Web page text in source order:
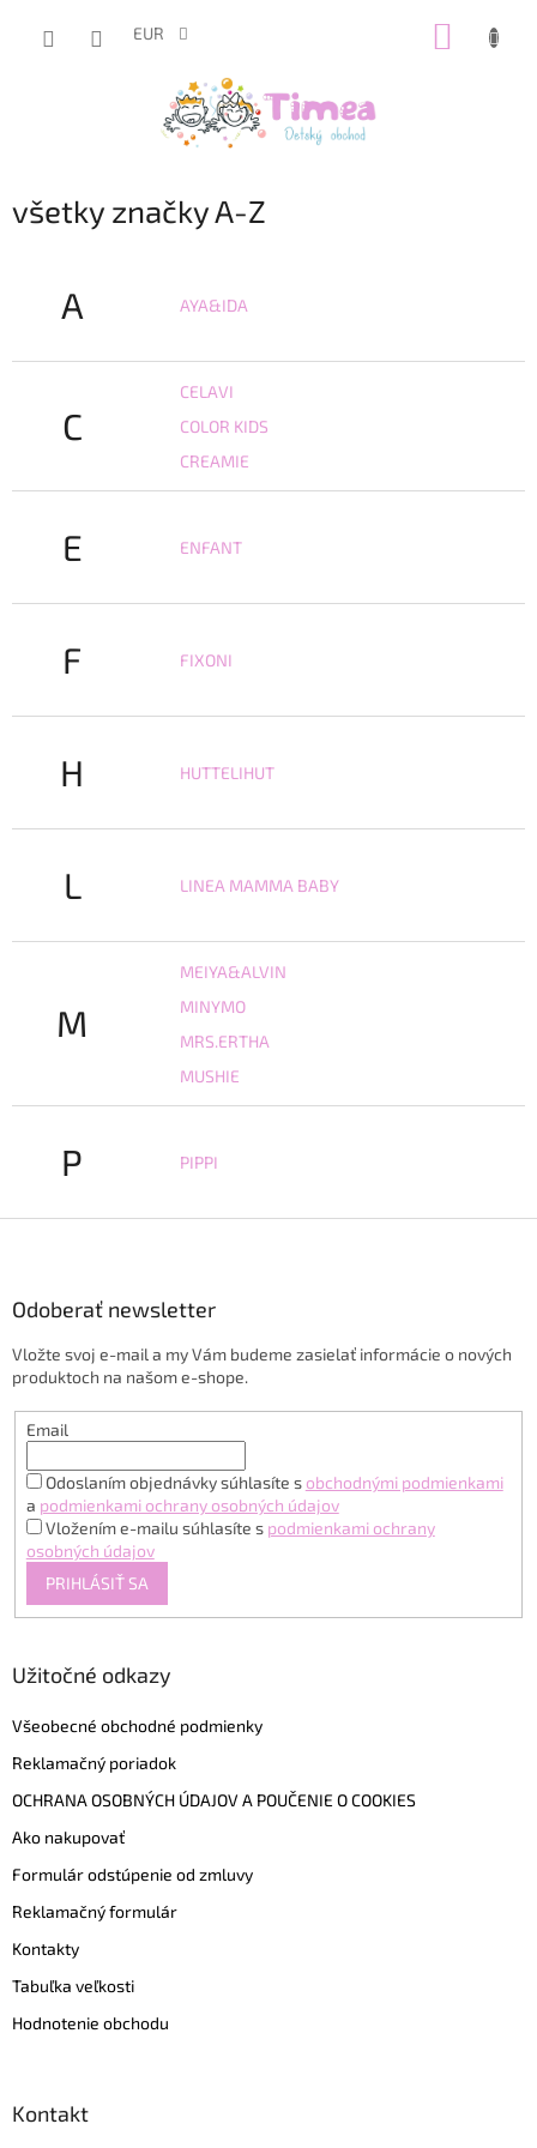
EUR
všetky značky A-Z
A AYA&IDA
C
CELAVI
COLOR KIDS
CREAMIE
E ENFANT
F FIXONI
H HUTTELIHUT
L LINEA MAMMA BABY
M
MEIYA&ALVIN
MINYMO
MRS.ERTHA
MUSHIE
P PIPPI
Odoberať newsletter
Vložte svoj e-mail a my Vám budeme zasielať informácie o nových
produktoch na našom e-shope.
Email
Odoslaním objednávky súhlasíte s obchodnými podmienkami
a podmienkami ochrany osobných údajov
Vložením e-mailu súhlasíte s podmienkami ochrany
osobných údajov
PRIHLÁSIŤ SA
Užitočné odkazy
Všeobecné obchodné podmienky
Reklamačný poriadok
OCHRANA OSOBNÝCH ÚDAJOV A POUČENIE O COOKIES
Ako nakupovať
Formulár odstúpenie od zmluvy
Reklamačný formulár
Kontakty
Tabuľka veľkosti
Hodnotenie obchodu
Kontakt